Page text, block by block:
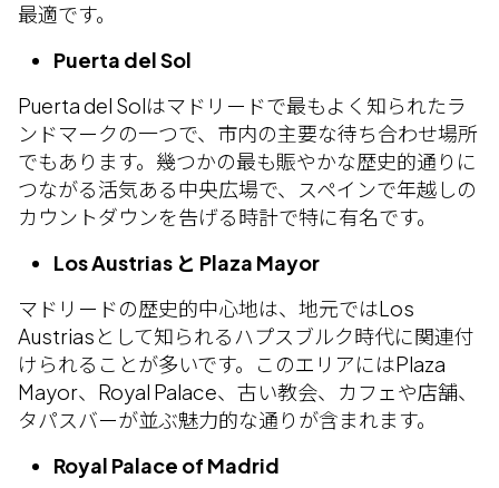
最適です。
Puerta del Sol
Puerta del Solはマドリードで最もよく知られたラ
ンドマークの一つで、市内の主要な待ち合わせ場所
でもあります。幾つかの最も賑やかな歴史的通りに
つながる活気ある中央広場で、スペインで年越しの
カウントダウンを告げる時計で特に有名です。
Los Austrias と Plaza Mayor
マドリードの歴史的中心地は、地元ではLos
Austriasとして知られるハプスブルク時代に関連付
けられることが多いです。このエリアにはPlaza
Mayor、Royal Palace、古い教会、カフェや店舗、
タパスバーが並ぶ魅力的な通りが含まれます。
Royal Palace of Madrid